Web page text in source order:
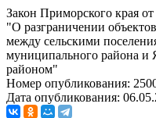
Закон Приморского края
"О разграничении
между сельскими
муниципального района
районом"
Номер опубликования:
Дата опубликования: